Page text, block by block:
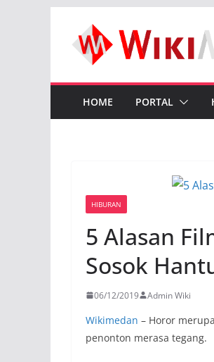
content
HOME PORTAL
HIBURAN
5 Alasan
Sosok
06/12/2019 Admin Wiki
Wikimedan – Horor
penonton merasa tegang.